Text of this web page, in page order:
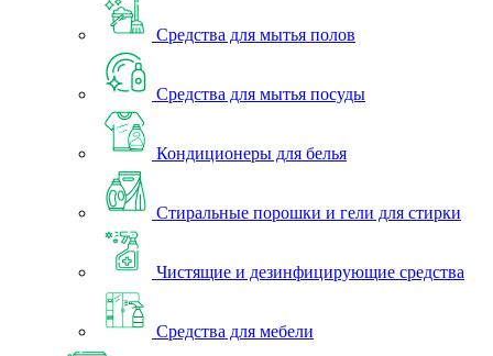
Средства для мытья полов
Средства для мытья посуды
Кондиционеры для белья
Стиральные порошки и гели для стирки
Чистящие и дезинфицирующие средства
Средства для мебели